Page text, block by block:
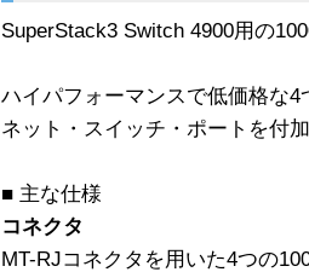
SuperStack3 Switch 4900用の
ハイパフォーマンスで低価格な
ネット・スイッチ・ポートを付
■ 主な仕様
コネクタ
MT-RJコネクタを用いた4つの